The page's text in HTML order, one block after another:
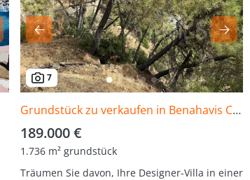
7
Grundstück zu verkaufen in Benahavis Centro
189.000 €
1.736 m² grundstück
Träumen Sie davon, Ihre Designer-Villa in einer